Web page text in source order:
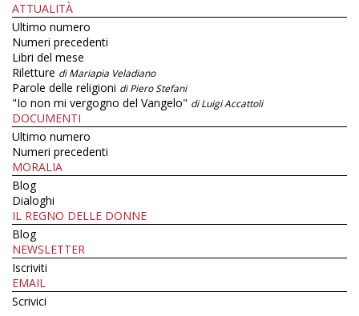
ATTUALITÀ
Ultimo numero
Numeri precedenti
Libri del mese
Riletture di Mariapia Veladiano
Parole delle religioni di Piero Stefani
"Io non mi vergogno del Vangelo" di Luigi Accattoli
DOCUMENTI
Ultimo numero
Numeri precedenti
MORALIA
Blog
Dialoghi
IL REGNO DELLE DONNE
Blog
NEWSLETTER
Iscriviti
EMAIL
Scrivici